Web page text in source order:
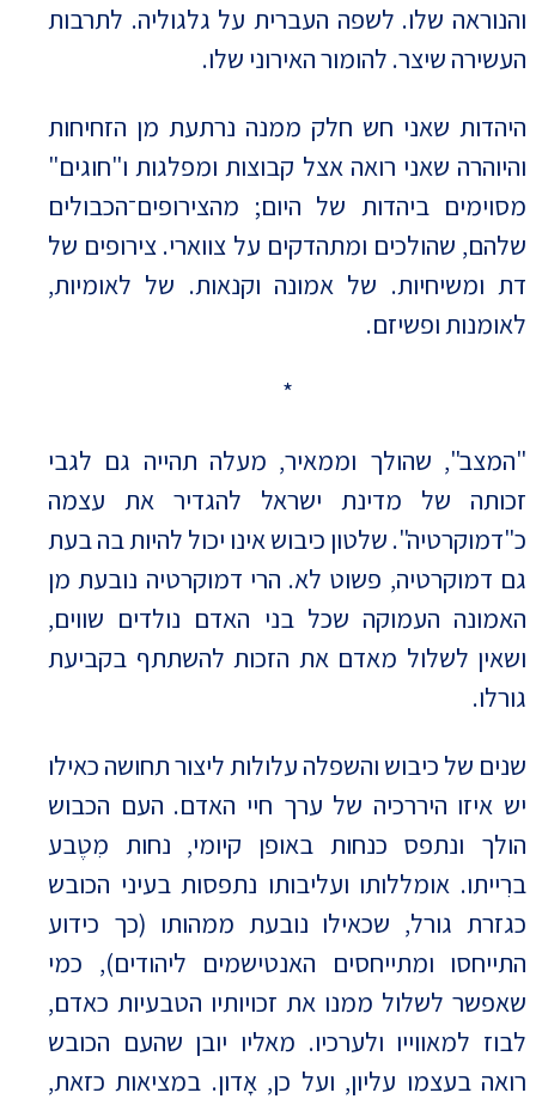
והנוראה שלו. לשפה העברית על גלגוליה. לתרבות
העשירה שיצר. להומור האירוני שלו.
היהדות שאני חש חלק ממנה נרתעת מן הזחיחות
והיוהרה שאני רואה אצל קבוצות ומפלגות ו"חוגים"
מסוימים ביהדות של היום; מהצירופים־הכבולים
שלהם, שהולכים ומתהדקים על צווארי. צירופים של
דת ומשיחיות. של אמונה וקנאות. של לאומיות,
לאומנות ופשיזם.
*
"המצב", שהולך וממאיר, מעלה תהייה גם לגבי
זכותה של מדינת ישראל להגדיר את עצמה
כ"דמוקרטיה". שלטון כיבוש אינו יכול להיות בה בעת
גם דמוקרטיה, פשוט לא. הרי דמוקרטיה נובעת מן
האמונה העמוקה שכל בני האדם נולדים שווים,
ושאין לשלול מאדם את הזכות להשתתף בקביעת
גורלו.
שנים של כיבוש והשפלה עלולות ליצור תחושה כאילו
יש איזו היררכיה של ערך חיי האדם. העם הכבוש
הולך ונתפס כנחות באופן קיומי, נחות מִטֶבע
ברִייתו. אומללותו ועליבותו נתפסות בעיני הכובש
כגזרת גורל, שכאילו נובעת ממהותו (כך כידוע
התייחסו ומתייחסים האנטישמים ליהודים), כמי
שאפשר לשלול ממנו את זכויותיו הטבעיות כאדם,
לבוז למאווייו ולערכיו. מאליו יובן שהעם הכובש
רואה בעצמו עליון, ועל כן, אָדון. במציאות כזאת,